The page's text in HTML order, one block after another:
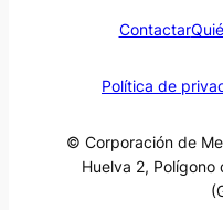
Contactar
Política de
© Corporación de
Huelva 2, Polígono